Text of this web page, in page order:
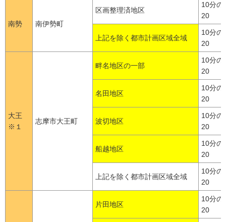
南勢 南伊勢町
区画整理済地区
10分の
20
上記を除く都市計画区域全域
10分の
20
大王
※１
志摩市大王町
畔名地区の一部
10分の
20
名田地区
10分の
20
波切地区
10分の
20
船越地区
10分の
20
上記を除く都市計画区域全域
10分の
20
片田地区
10分の
20